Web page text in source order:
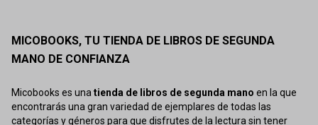
MICOBOOKS, TU TIENDA DE LIBROS DE SEGUNDA
MANO DE CONFIANZA
Micobooks es unatienda de libros de segunda mano en la que
encontrarás una gran variedad de ejemplares de todas las
categorías y géneros para que disfrutes de la lectura sin tener